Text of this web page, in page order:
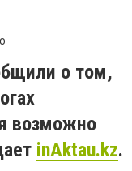
о том,
возможно
inAktau.kz.